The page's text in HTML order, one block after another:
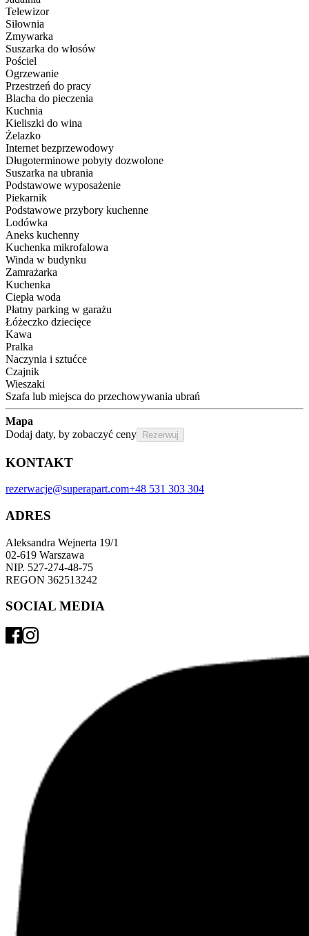
Telewizor
Siłownia
Zmywarka
Suszarka do włosów
Pościel
Ogrzewanie
Przestrzeń do pracy
Blacha do pieczenia
Kuchnia
Kieliszki do wina
Żelazko
Internet bezprzewodowy
Długoterminowe pobyty dozwolone
Suszarka na ubrania
Podstawowe wyposażenie
Piekarnik
Podstawowe przybory kuchenne
Lodówka
Aneks kuchenny
Kuchenka mikrofalowa
Winda w budynku
Zamrażarka
Kuchenka
Ciepła woda
Płatny parking w garażu
Łóżeczko dziecięce
Kawa
Pralka
Naczynia i sztućce
Czajnik
Wieszaki
Szafa lub miejsca do przechowywania ubrań
Mapa
Dodaj daty, by zobaczyć ceny
Rezerwuj
KONTAKT
rezerwacje@superapart.com+48 531 303 304
ADRES
Aleksandra Wejnerta 19/1
02-619 Warszawa
NIP. 527-274-48-75
REGON 362513242
SOCIAL MEDIA